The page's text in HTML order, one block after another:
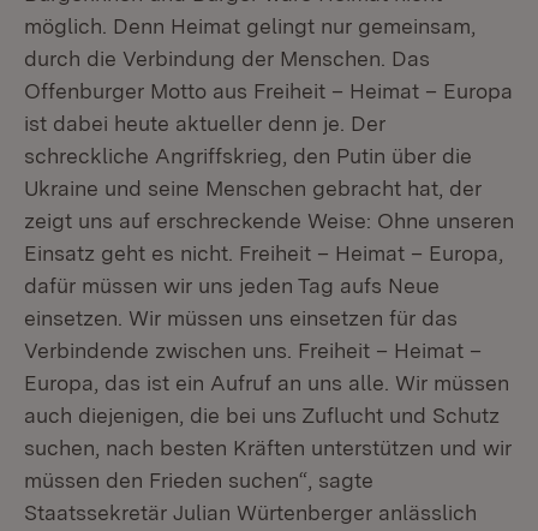
möglich. Denn Heimat gelingt nur gemeinsam,
durch die Verbindung der Menschen. Das
Offenburger Motto aus Freiheit – Heimat – Europa
ist dabei heute aktueller denn je. Der
schreckliche Angriffskrieg, den Putin über die
Ukraine und seine Menschen gebracht hat, der
zeigt uns auf erschreckende Weise: Ohne unseren
Einsatz geht es nicht. Freiheit – Heimat – Europa,
dafür müssen wir uns jeden Tag aufs Neue
einsetzen. Wir müssen uns einsetzen für das
Verbindende zwischen uns. Freiheit – Heimat –
Europa, das ist ein Aufruf an uns alle. Wir müssen
auch diejenigen, die bei uns Zuflucht und Schutz
suchen, nach besten Kräften unterstützen und wir
müssen den Frieden suchen“, sagte
Staatssekretär Julian Würtenberger anlässlich